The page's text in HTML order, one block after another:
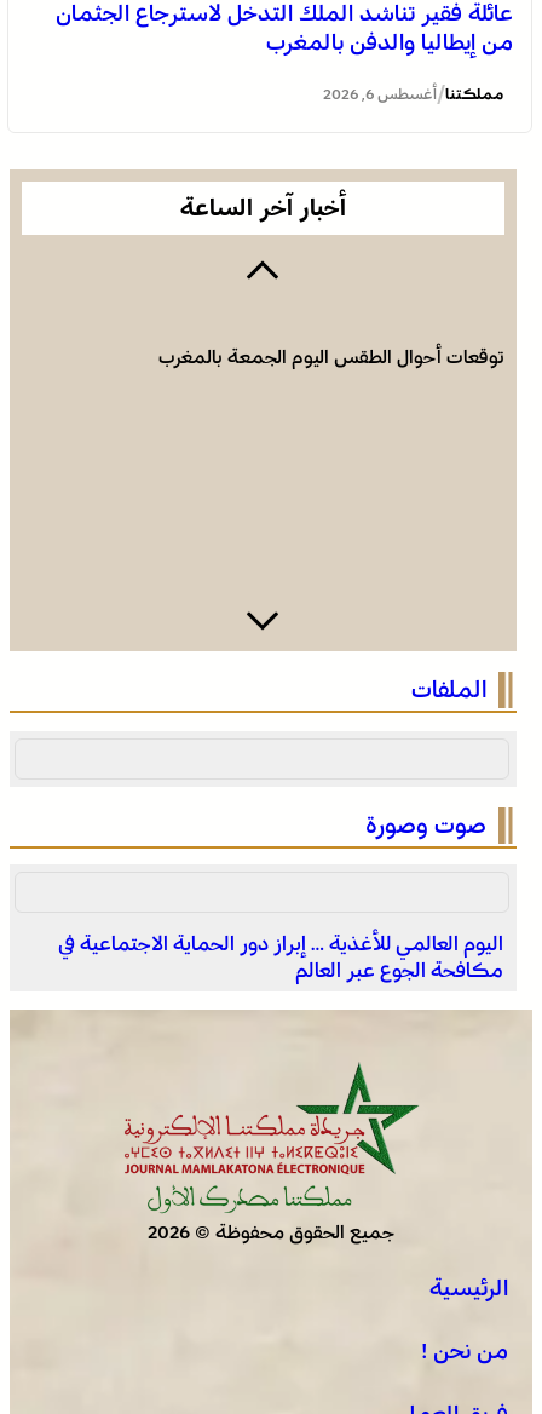
عائلة فقير تناشد الملك التدخل لاسترجاع الجثمان
من إيطاليا والدفن بالمغرب
مملكتنا/ أغسطس 6, 2026
أخبار آخر الساعة
توقعات أحوال الطقس اليوم الجمعة بالمغرب
الملفات
صوت وصورة
اليوم العالمي للأغذية … إبراز دور الحماية الاجتماعية في
مكافحة الجوع عبر العالم
جميع الحقوق محفوظة © 2026
الرئيسية
من نحن !